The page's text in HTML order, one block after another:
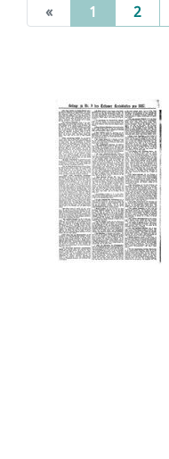
« 1 (current)
2